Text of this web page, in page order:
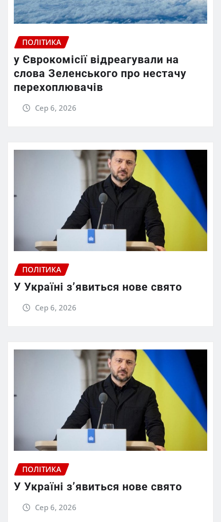
ПОЛІТИКА
у Єврокомісії відреагували на
слова Зеленського про нестачу
перехоплювачів
Сер 6, 2026
ПОЛІТИКА
У Україні з’явиться нове свято
Сер 6, 2026
ПОЛІТИКА
У Україні з’явиться нове свято
Сер 6, 2026